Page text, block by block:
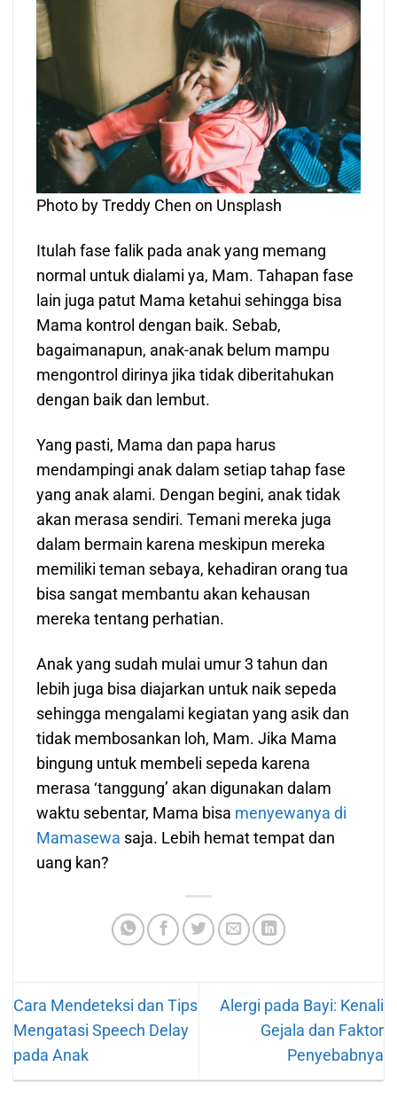
Photo by Treddy Chen on Unsplash
Itulah fase falik pada anak yang memang
normal untuk dialami ya, Mam. Tahapan fase
lain juga patut Mama ketahui sehingga bisa
Mama kontrol dengan baik. Sebab,
bagaimanapun, anak-anak belum mampu
mengontrol dirinya jika tidak diberitahukan
dengan baik dan lembut.
Yang pasti, Mama dan papa harus
mendampingi anak dalam setiap tahap fase
yang anak alami. Dengan begini, anak tidak
akan merasa sendiri. Temani mereka juga
dalam bermain karena meskipun mereka
memiliki teman sebaya, kehadiran orang tua
bisa sangat membantu akan kehausan
mereka tentang perhatian.
Anak yang sudah mulai umur 3 tahun dan
lebih juga bisa diajarkan untuk naik sepeda
sehingga mengalami kegiatan yang asik dan
tidak membosankan loh, Mam. Jika Mama
bingung untuk membeli sepeda karena
merasa ‘tanggung’ akan digunakan dalam
waktu sebentar, Mama bisa menyewanya di
Mamasewa saja. Lebih hemat tempat dan
uang kan?
Cara Mendeteksi dan Tips
Mengatasi Speech Delay
pada Anak
Alergi pada Bayi: Kenali
Gejala dan Faktor
Penyebabnya